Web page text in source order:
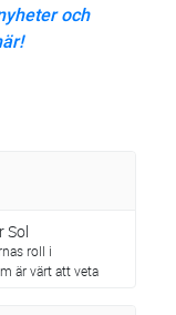
och
Sol
roll i
är värt att veta